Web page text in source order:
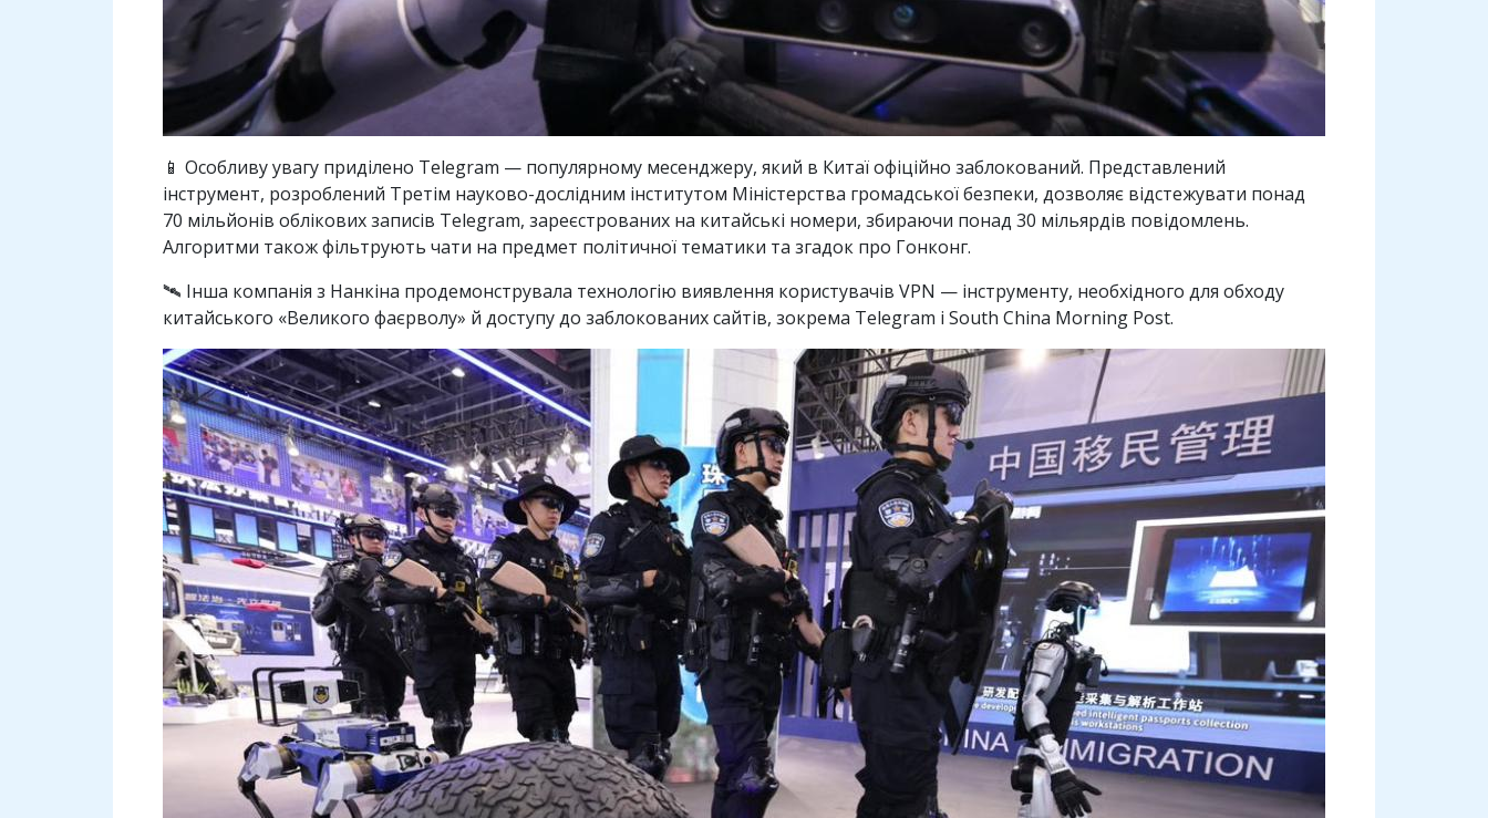
📱 Особливу увагу приділено Telegram — популярному месенджеру, який в Китаї офіційно заблокований. Представлений
інструмент, розроблений Третім науково-дослідним інститутом Міністерства громадської безпеки, дозволяє відстежувати понад
70 мільйонів облікових записів Telegram, зареєстрованих на китайські номери, збираючи понад 30 мільярдів повідомлень.
Алгоритми також фільтрують чати на предмет політичної тематики та згадок про Гонконг.
🛰 Інша компанія з Нанкіна продемонструвала технологію виявлення користувачів VPN — інструменту, необхідного для обходу
китайського «Великого фаєрволу» й доступу до заблокованих сайтів, зокрема Telegram і South China Morning Post.